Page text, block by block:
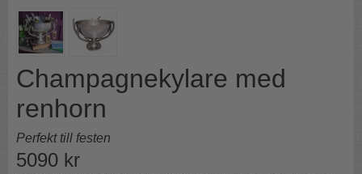
Champagnekylare med
renhorn
Perfekt till festen
5090 kr